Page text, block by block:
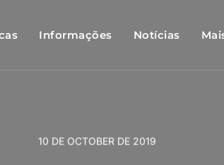
Informações Notícias
10 DE OCTOBER DE 2019